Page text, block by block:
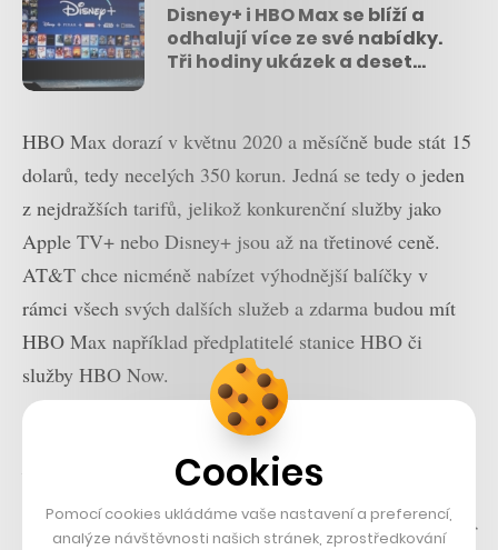
Disney+ i HBO Max se blíží a
odhalují více ze své nabídky.
Tři hodiny ukázek a deset
HBO Max dorazí v květnu 2020 a měsíčně bude stát 15
dolarů, tedy necelých 350 korun. Jedná se tedy o jeden
z nejdražších tarifů, jelikož konkurenční služby jako
Apple TV+ nebo Disney+ jsou až na třetinové ceně.
AT&T chce nicméně nabízet výhodnější balíčky v
rámci všech svých dalších služeb a zdarma budou mít
HBO Max například předplatitelé stanice HBO či
služby HBO Now.
„Tohle není Netflix. Tohle není Disney. Tohle je HBO
hlásí však CEO AT&T Randall Stephenson s
co jsou dosud zvyklí. A zřejmě i nový prequelHouse of
Cookies
Pomocí cookies ukládáme vaše nastavení a preferencí,
analýze návštěvnosti našich stránek, zprostředkování